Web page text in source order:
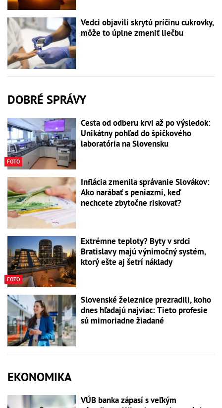
Vedci objavili skrytú príčinu cukrovky,
môže to úplne zmeniť liečbu
DOBRÉ SPRÁVY
FOTO
Cesta od odberu krvi až po výsledok:
Unikátny pohľad do špičkového
laboratória na Slovensku
Inflácia zmenila správanie Slovákov:
Ako narábať s peniazmi, keď
nechcete zbytočne riskovať?
FOTO
Extrémne teploty? Byty v srdci
Bratislavy majú výnimočný systém,
ktorý ešte aj šetrí náklady
Slovenské železnice prezradili, koho
dnes hľadajú najviac: Tieto profesie
sú mimoriadne žiadané
EKONOMIKA
VÚB banka zápasí s veľkým